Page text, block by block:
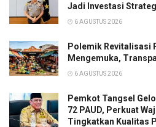
Jadi Investasi
6 AGUSTUS 2026
Polemik Revitalisasi
Mengemuka,
6 AGUSTUS 2026
Pemkot Tangsel
72 PAUD, Perkuat
Tingkatkan Kualitas